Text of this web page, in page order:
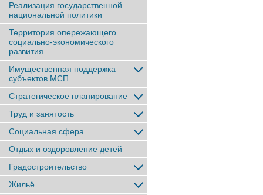
Реализация государственной
национальной политики
Территория опережающего
социально-экономического
развития
Имущественная поддержка
субъектов МСП
Стратегическое планирование
Труд и занятость
Социальная сфера
Отдых и оздоровление детей
Градостроительство
Жильё